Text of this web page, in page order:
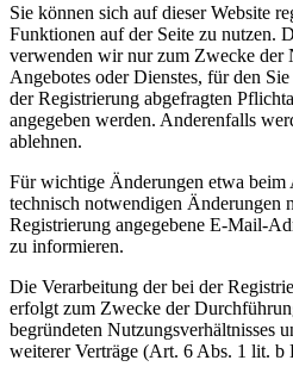
Sie können sich auf dieser Website
Funktionen auf der Seite zu nutzen.
verwenden wir nur zum Zwecke der
Angebotes oder Dienstes, für den
der Registrierung abgefragten
angegeben werden. Anderenfalls
ablehnen.
Für wichtige Änderungen etwa beim
technisch notwendigen Änderungen
Registrierung angegebene E-Mail-
zu informieren.
Die Verarbeitung der bei der
erfolgt zum Zwecke der
begründeten Nutzungsverhältnisses
weiterer Verträge (Art. 6 Abs. 1 lit. b